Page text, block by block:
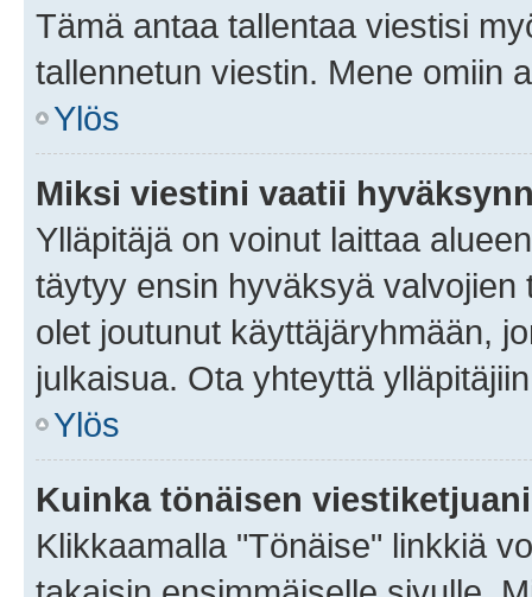
Tämä antaa tallentaa viestisi
tallennetun viestin. Mene omiin
Ylös
Miksi viestini vaatii
Ylläpitäjä on voinut laittaa
täytyy ensin hyväksyä
olet joutunut käyttäjäryhmään,
julkaisua. Ota yhteyttä
Ylös
Kuinka tönäisen
Klikkaamalla "Tönäise" linkkiä